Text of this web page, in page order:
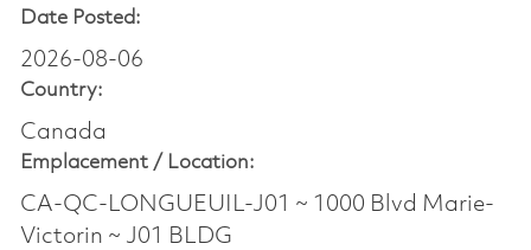
Date Posted:
2026-08-06
Country:
Canada
Emplacement / Location:
CA-QC-LONGUEUIL-J01 ~ 1000 Blvd Marie-
Victorin ~ J01 BLDG